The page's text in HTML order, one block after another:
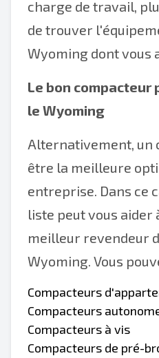
charge de travail,
de trouver
Wyoming dont vous
Le bon compacteur
le Wyoming
Alternativement, un
être la meilleure
entreprise. Dans ce
liste peut vous aider
meilleur revendeur
Wyoming. Vous
Compacteurs
Compacteurs
Compacteurs à vis
Compacteurs de pré-